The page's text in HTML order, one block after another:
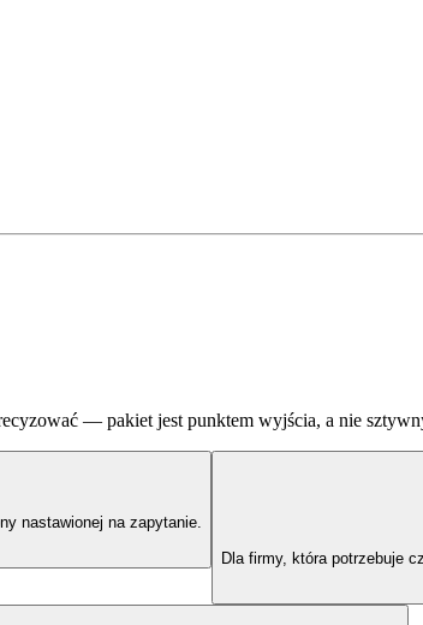
— pakiet jest punktem wyjścia, a nie
nastawionej na zapytanie.
Dla firmy, która potrzebuje